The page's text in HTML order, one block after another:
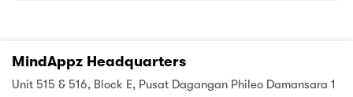
MindAppz Headquarters
Unit 515 & 516, Block E, Pusat Dagangan Phileo Damansara 1